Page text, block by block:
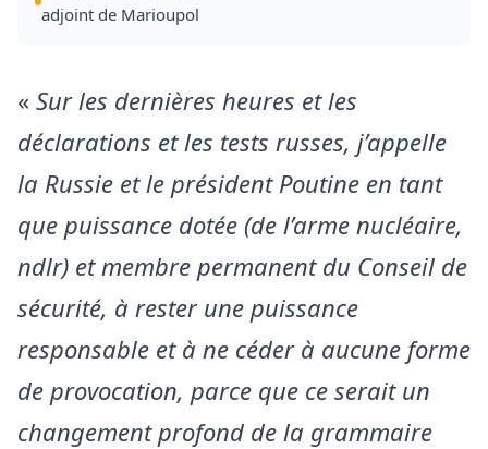
adjoint de Marioupol
« Sur les dernières heures et les
déclarations et les tests russes, j’appelle
la Russie et le président Poutine en tant
que puissance dotée (de l’arme nucléaire,
ndlr) et membre permanent du Conseil de
sécurité, à rester une puissance
responsable et à ne céder à aucune forme
de provocation, parce que ce serait un
changement profond de la grammaire